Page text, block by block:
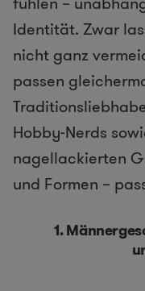
Identität. Zwar
nicht ganz
passen
Hobby-Nerds
nagellackierten
und Formen –
1.